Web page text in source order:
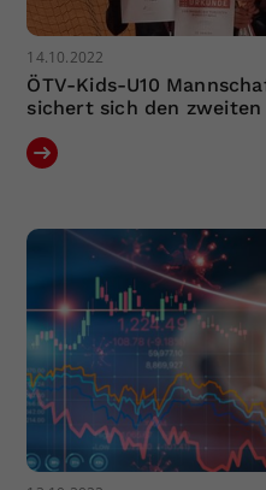
14.10.2022
ÖTV-Kids-U10
sichert sich den zweiten